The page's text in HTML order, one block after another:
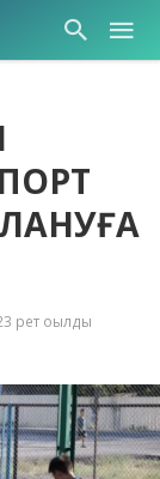
рет оқылды